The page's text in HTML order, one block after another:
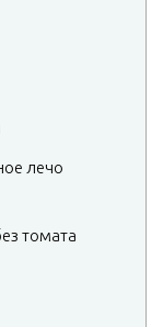
лечо
томата